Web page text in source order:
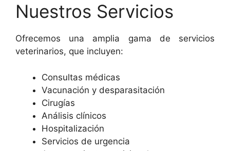
Nuestros Servicios
Ofrecemos una amplia gama de servicios
veterinarios, que incluyen:
Consultas médicas
Vacunación y desparasitación
Cirugías
Análisis clínicos
Hospitalización
Servicios de urgencia